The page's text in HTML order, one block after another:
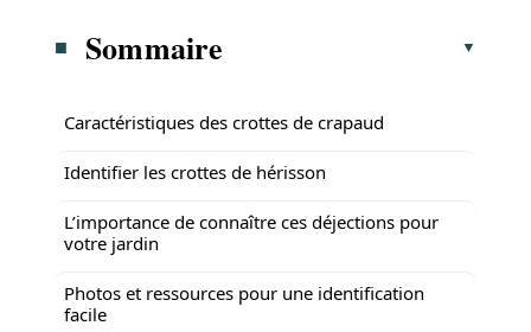
Sommaire
Caractéristiques des crottes de crapaud
Identifier les crottes de hérisson
L’importance de connaître ces déjections pour
votre jardin
Photos et ressources pour une identification
facile